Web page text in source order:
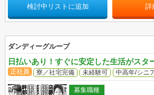
検討中リストに追加 詳
ダンディーグループ
日払いあり！すぐに安定した生活がスタ
正社員 寮／社宅完備 未経験可 中高年/シニ
募集職種